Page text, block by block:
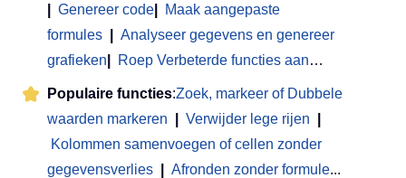
Genereer code
Maak aangepaste
formules
Analyseer gegevens en genereer
grafieken
Roep Verbeterde functies aan…
Populaire functies:Zoek, markeer of Dubbele
waarden markeren
Verwijder lege rijen
Kolommen samenvoegen of cellen zonder
gegevensverlies
Afronden zonder formule...